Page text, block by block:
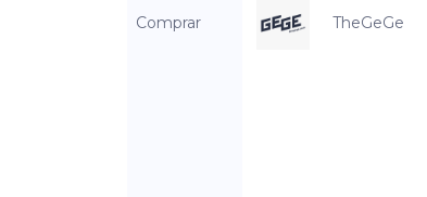
Comprar TheGeGe